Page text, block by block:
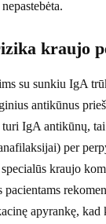
kraujo
su sunkiu IgA
antikūnus
turi IgA antikūnų,
per
kraujo
apyrankę, kad